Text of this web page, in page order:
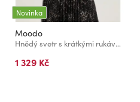
Novinka
Moodo
Hnědý svetr s krátkými rukávy Moodo
1 329 Kč